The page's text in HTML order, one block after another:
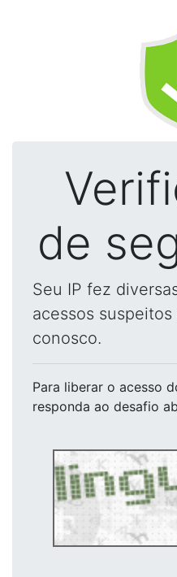
de
Seu IP fez
acessos
conosco.
Para liberar o acesso
responda ao desafio